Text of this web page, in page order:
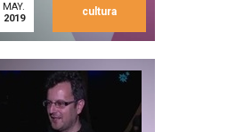
MAY.
2019
cultura